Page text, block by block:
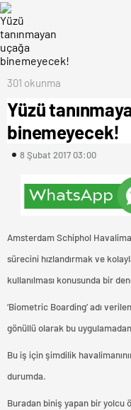
301 okunma
Yüzü
binemeyecek!
8 Şubat 2017 03:00
Amsterdam Schiphol
sürecini hızlandırmak ve
kullanılması konusunda bir
‘Biometric Boarding’ adı
gönüllü olarak bu
Bu iş için şimdilik
durumda.
Buradan biniş yapan bir yolcu